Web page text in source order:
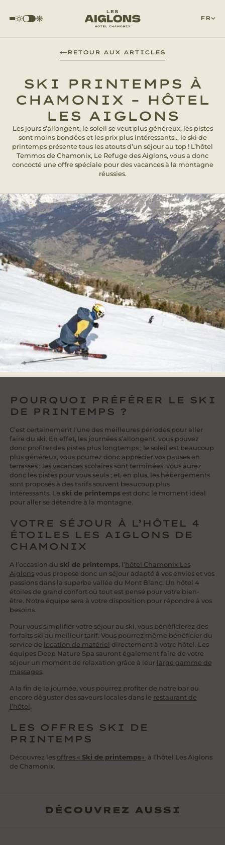
FR
RETOUR AUX ARTICLES
SKI PRINTEMPS À
CHAMONIX – HÔTEL
LES AIGLONS
Les jours s’allongent, le soleil se veut plus généreux, les pistes
sont moins bondées et les prix plus intéressants… le ski de
printemps présente tous les atouts d’un séjour au top ! L’hôtel
Temmos de Chamonix, Le Refuge des Aiglons, vous a donc
concocté une offre spéciale pour des vacances à la montagne
réussies.
POURQUOI PRÉFÉRER LE SKI
DE PRINTEMPS ?
C’est certainement l’une des meilleures périodes pour aller
faire du ski. En effet, les journées s’allongent, vous pouvez
donc profiter des pistes plus longtemps ; le soleil est beaucoup
plus généreux, vous pourrez donc apprécier vos pauses en
terrasses ; les vacances scolaires sont terminées, vous aurez
donc les pistes pour vous seuls ; et, en plus, les hébergements
sont proposés à des tarifs souvent beaucoup plus
intéressants. Le ski de printempsest donc le moment idéal
pour aller se détendre à la montagne.
VOTRE SÉJOUR À L’HÔTEL 4
ÉTOILES LES AIGLONS DE
CHAMONIX
A l’occasion du ski de printemps, l’hôtel Chamonix Les
Aiglonsvous propose donc un séjour adapté à vos envies et vos
passions dans la superbe vallée du Mont Blanc. Un hôtel 4
étoiles de grand confort où tout est pensé pour votre bien-
être. Notre équipe sera à votre disposition pour répondre à vos
besoins.
Pour vous simplifier votre séjour au ski, vous bénéficierez des
forfaits ski au meilleur tarif. Vous pourrez même bénéficier du
service de location de matériel directement à votre hôtel. Les
équipes Deep Nature Spa sauront également faire de votre
séjour un moment de relaxation grâce à leur large gamme de
massages.
A la fin de la journée, vous pourrez profiter de notre bar ou
encore déguster des saveurs locales dans le restaurant de
l’hôtel.
LES OFFRES SKI DE
PRINTEMPS
Découvrez les offres « Ski de printemps« à l’hôtel Les Aiglons
de Chamonix.
DÉCOUVREZ AUSSI